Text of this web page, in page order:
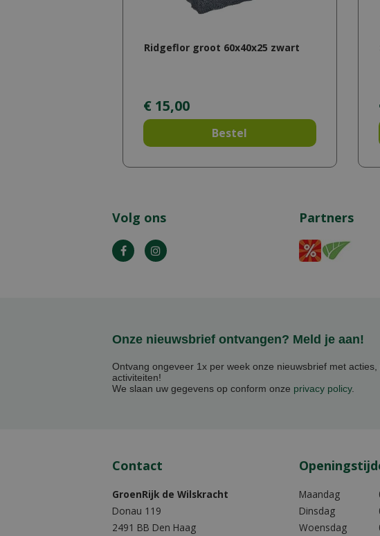
Ridgeflor groot 60x40x25 zwart
€ 15,00
Bestel
Volg ons Partners
Onze nieuwsbrief ontvangen? Meld je aan!
Ontvang ongeveer 1x per week onze nieuwsbrief met acties,
activiteiten!
We slaan uw gegevens op conform onze privacy policy.
Contact
GroenRijk de Wilskracht
Donau 119
2491 BB Den Haag
Maandag
Dinsdag
Woensdag